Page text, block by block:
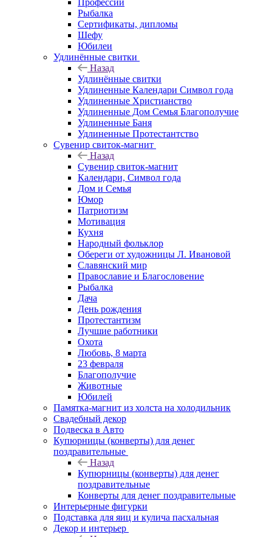
Профессии
Рыбалка
Сертификаты, дипломы
Шефу
Юбилеи
Удлинённые свитки
Назад
Удлинённые свитки
Удлиненные Календари Символ года
Удлиненные Христианство
Удлиненные Дом Семья Благополучие
Удлиненные Баня
Удлиненные Протестантство
Сувенир свиток-магнит
Назад
Сувенир свиток-магнит
Календари, Символ года
Дом и Семья
Юмор
Патриотизм
Мотивация
Кухня
Народный фольклор
Обереги от художницы Л. Ивановой
Славянский мир
Православие и Благословение
Рыбалка
Дача
День рождения
Протестантизм
Лучшие работники
Охота
Любовь, 8 марта
23 февраля
Благополучие
Животные
Юбилей
Памятка-магнит из холста на холодильник
Свадебный декор
Подвеска в Авто
Купюрницы (конверты) для денег
поздравительные
Назад
Купюрницы (конверты) для денег
поздравительные
Конверты для денег поздравительные
Интерьерные фигурки
Подставка для яиц и кулича пасхальная
Декор и интерьер